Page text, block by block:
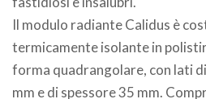
Il modulo radiante Calidus è
termicamente isolante in
forma quadrangolare, con lati
mm e di spessore 35 mm.